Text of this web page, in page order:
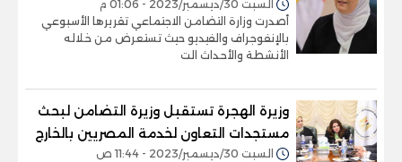
السبت 30/ديسمبر/2023 - 01:06 م
أصدرت وزارة التضامن الاجتماعي تقريرها الأسبوعي
بالإنفوجراف والفيديو حيث تستعرض من خلاله
الأنشطة والأحداث الت
وزيرة الهجرة تستقبل وزيرة التضامن لبحث
مستجدات التعاون لخدمة المصريين بالخارج
السبت 30/ديسمبر/2023 - 11:44 ص